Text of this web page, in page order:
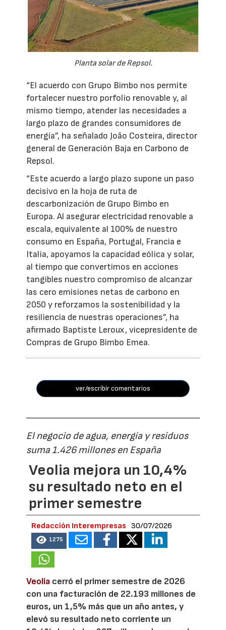
Planta solar de Repsol.
“El acuerdo con Grupo Bimbo nos permite
fortalecer nuestro porfolio renovable y, al
mismo tiempo, atender las necesidades a
largo plazo de grandes consumidores de
energía”, ha señalado João Costeira, director
general de Generación Baja en Carbono de
Repsol.
“Este acuerdo a largo plazo supone un paso
decisivo en la hoja de ruta de
descarbonización de Grupo Bimbo en
Europa. Al asegurar electricidad renovable a
escala, equivalente al 100% de nuestro
consumo en España, Portugal, Francia e
Italia, apoyamos la capacidad eólica y solar,
al tiempo que convertimos en acciones
tangibles nuestro compromiso de alcanzar
las cero emisiones netas de carbono en
2050 y reforzamos la sostenibilidad y la
resiliencia de nuestras operaciones”, ha
afirmado Baptiste Leroux, vicepresidente de
Compras de Grupo Bimbo Emea.
ver/escribir comentarios
El negocio de agua, energía y residuos
suma 1.426 millones en España
Veolia mejora un 10,4%
su resultado neto en el
primer semestre
Redacción Interempresas 30/07/2026
1275
Veolia cerró el primer semestre de 2026
con una facturación de 22.193 millones de
euros, un 1,5% más que un año antes, y
elevó su resultado neto corriente un